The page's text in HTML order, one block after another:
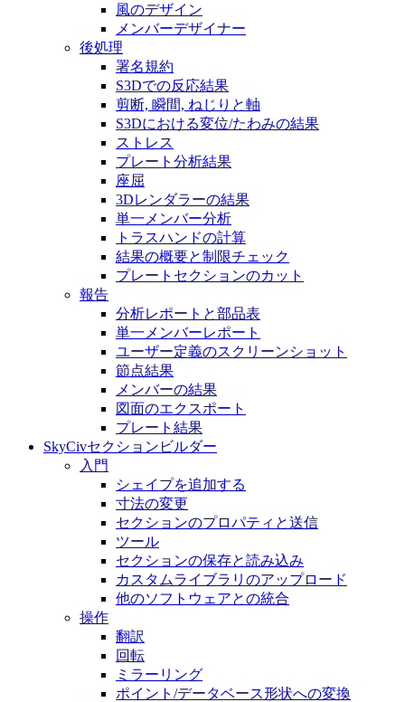
風のデザイン
メンバーデザイナー
後処理
署名規約
S3Dでの反応結果
剪断, 瞬間, ねじりと軸
S3Dにおける変位/たわみの結果
ストレス
プレート分析結果
座屈
3Dレンダラーの結果
単一メンバー分析
トラスハンドの計算
結果の概要と制限チェック
プレートセクションのカット
報告
分析レポートと部品表
単一メンバーレポート
ユーザー定義のスクリーンショット
節点結果
メンバーの結果
図面のエクスポート
プレート結果
SkyCivセクションビルダー
入門
シェイプを追加する
寸法の変​​更
セクションのプロパティと送信
ツール
セクションの保存と読み込み
カスタムライブラリのアップロード
他のソフトウェアとの統合
操作
翻訳
回転
ミラーリング
ポイント/データベース形状への変換